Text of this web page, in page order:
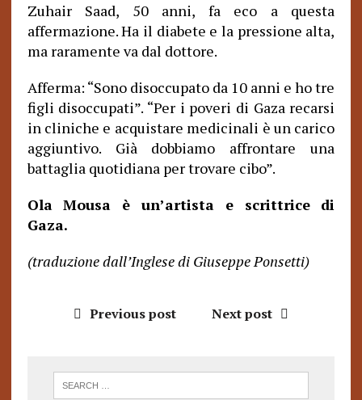
Zuhair Saad, 50 anni, fa eco a questa
affermazione. Ha il diabete e la pressione alta,
ma raramente va dal dottore.
Afferma: “Sono disoccupato da 10 anni e ho tre
figli disoccupati”. “Per i poveri di Gaza recarsi
in cliniche e acquistare medicinali è un carico
aggiuntivo. Già dobbiamo affrontare una
battaglia quotidiana per trovare cibo”.
Ola Mousa è un’artista e scrittrice di
Gaza.
(traduzione dall’Inglese di Giuseppe Ponsetti)
Previous post Next post